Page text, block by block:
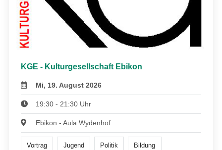
KGE - Kulturgesellschaft Ebikon
Mi, 19. August 2026
19:30 - 21:30 Uhr
Ebikon - Aula Wydenhof
Vortrag Jugend Politik Bildung